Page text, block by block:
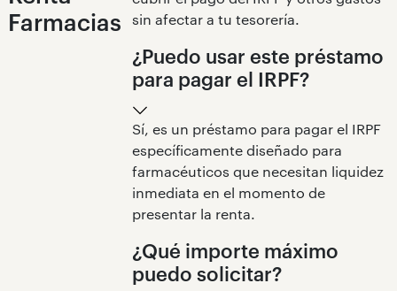
Farmacias
sin afectar a tu tesorería.
¿Puedo usar este préstamo
para pagar el IRPF?
Sí, es un préstamo para pagar el IRPF
específicamente diseñado para
farmacéuticos que necesitan liquidez
inmediata en el momento de
presentar la renta.
¿Qué importe máximo
puedo solicitar?